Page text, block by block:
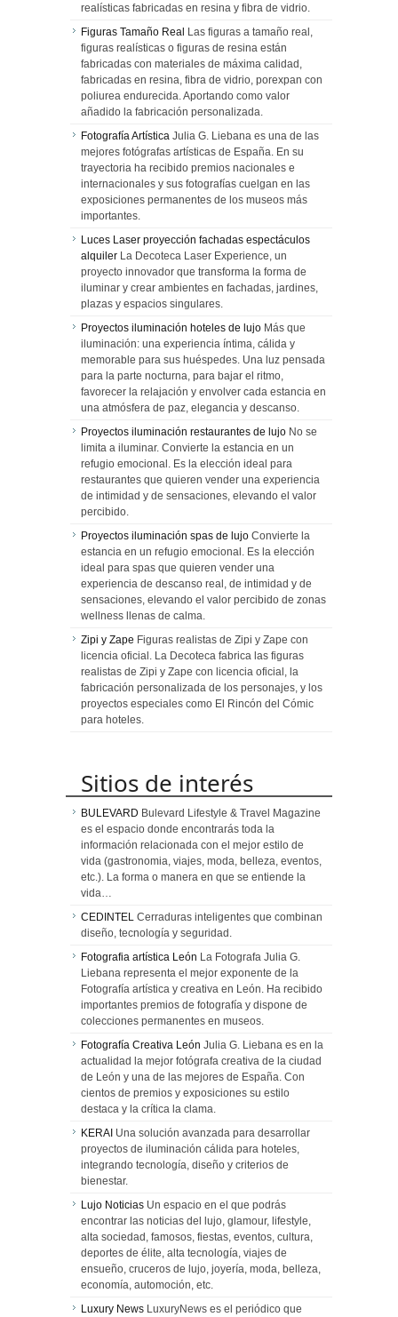
realísticas fabricadas en resina y fibra de vidrio.
Figuras Tamaño Real Las figuras a tamaño real,
figuras realísticas o figuras de resina están
fabricadas con materiales de máxima calidad,
fabricadas en resina, fibra de vidrio, porexpan con
poliurea endurecida. Aportando como valor
añadido la fabricación personalizada.
Fotografía Artística Julia G. Liebana es una de las
mejores fotógrafas artísticas de España. En su
trayectoria ha recibido premios nacionales e
internacionales y sus fotografías cuelgan en las
exposiciones permanentes de los museos más
importantes.
Luces Laser proyección fachadas espectáculos
alquiler La Decoteca Laser Experience, un
proyecto innovador que transforma la forma de
iluminar y crear ambientes en fachadas, jardines,
plazas y espacios singulares.
Proyectos iluminación hoteles de lujo Más que
iluminación: una experiencia íntima, cálida y
memorable para sus huéspedes. Una luz pensada
para la parte nocturna, para bajar el ritmo,
favorecer la relajación y envolver cada estancia en
una atmósfera de paz, elegancia y descanso.
Proyectos iluminación restaurantes de lujo No se
limita a iluminar. Convierte la estancia en un
refugio emocional. Es la elección ideal para
restaurantes que quieren vender una experiencia
de intimidad y de sensaciones, elevando el valor
percibido.
Proyectos iluminación spas de lujo Convierte la
estancia en un refugio emocional. Es la elección
ideal para spas que quieren vender una
experiencia de descanso real, de intimidad y de
sensaciones, elevando el valor percibido de zonas
wellness llenas de calma.
Zipi y Zape Figuras realistas de Zipi y Zape con
licencia oficial. La Decoteca fabrica las figuras
realistas de Zipi y Zape con licencia oficial, la
fabricación personalizada de los personajes, y los
proyectos especiales como El Rincón del Cómic
para hoteles.
Sitios de interés
BULEVARD Bulevard Lifestyle & Travel Magazine
es el espacio donde encontrarás toda la
información relacionada con el mejor estilo de
vida (gastronomia, viajes, moda, belleza, eventos,
etc.). La forma o manera en que se entiende la
vida…
CEDINTEL Cerraduras inteligentes que combinan
diseño, tecnología y seguridad.
Fotografia artística León La Fotografa Julia G.
Liebana representa el mejor exponente de la
Fotografía artística y creativa en León. Ha recibido
importantes premios de fotografía y dispone de
colecciones permanentes en museos.
Fotografía Creativa León Julia G. Liebana es en la
actualidad la mejor fotógrafa creativa de la ciudad
de León y una de las mejores de España. Con
cientos de premios y exposiciones su estilo
destaca y la crítica la clama.
KERAI Una solución avanzada para desarrollar
proyectos de iluminación cálida para hoteles,
integrando tecnología, diseño y criterios de
bienestar.
Lujo Noticias Un espacio en el que podrás
encontrar las noticias del lujo, glamour, lifestyle,
alta sociedad, famosos, fiestas, eventos, cultura,
deportes de élite, alta tecnología, viajes de
ensueño, cruceros de lujo, joyería, moda, belleza,
economía, automoción, etc.
Luxury News LuxuryNews es el periódico que